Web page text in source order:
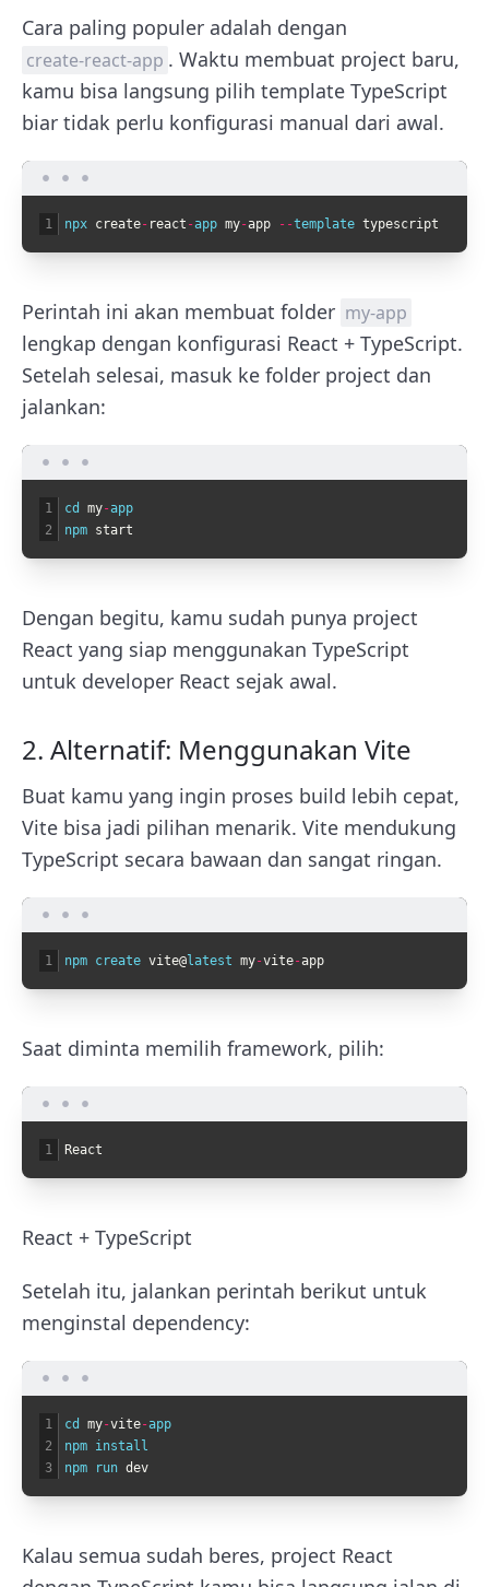
Cara paling populer adalah dengan
create-react-app . Waktu membuat project baru,
kamu bisa langsung pilih template TypeScript
biar tidak perlu konfigurasi manual dari awal.
1 npx create- react -app my-app --template typescript
Perintah ini akan membuat folder my-app
lengkap dengan konfigurasi React + TypeScript.
Setelah selesai, masuk ke folder project dan
jalankan:
1
2
cd my-app
npm start
Dengan begitu, kamu sudah punya project
React yang siap menggunakan TypeScript
untuk developer React sejak awal.
2. Alternatif: Menggunakan Vite
Buat kamu yang ingin proses build lebih cepat,
Vite bisa jadi pilihan menarik. Vite mendukung
TypeScript secara bawaan dan sangat ringan.
1 npm create vite@latest my-vite-app
Saat diminta memilih framework, pilih:
1 React
React + TypeScript
Setelah itu, jalankan perintah berikut untuk
menginstal dependency:
1
2
3
cd my-vite-app
npm install
npm
run dev
Kalau semua sudah beres, project React